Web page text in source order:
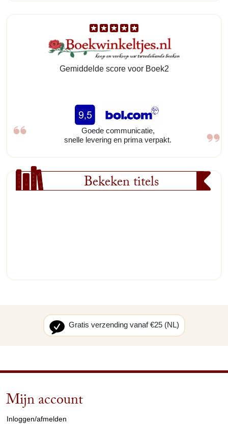
Gemiddelde score voor Boek2
Goede communicatie,
snelle levering en prima verpakt.
Bekeken titels
Gratis verzending vanaf €25 (NL)
Mijn account
Inloggen/afmelden